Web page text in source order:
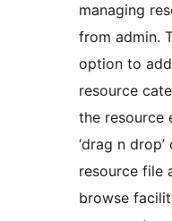
managing
from admin.
option to
resource
the resource
‘drag n
resource file
browse